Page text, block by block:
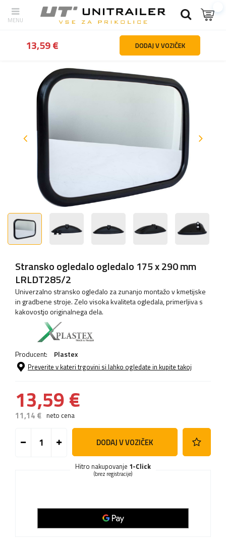
Nazaj domov Avtomobilski deli in dodatna oprema
Stransko ogledalo ogledalo 175 x 290 mm
LRLDT285/2
Univerzalno stransko ogledalo za zunanjo montažo v kmetijske
in gradbene stroje. Zelo visoka kvaliteta ogledala, primerljiva s
kakovostjo originalnega dela.
Producent: Plastex
Preverite v kateri trgovini si lahko ogledate in kupite takoj
13,59 €
11,14 € neto cena
DODAJ V VOZIČEK
Hitro nakupovanje 1-Click
(brez registracije)
13,59 € DODAJ V VOZIČEK